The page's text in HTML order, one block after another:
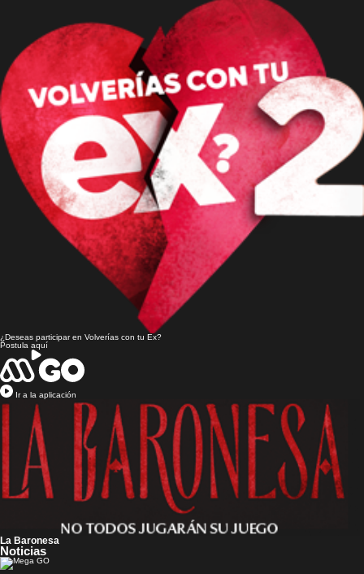
¿Deseas participar en Volverías con tu Ex?
Postula aquí
Ir a la aplicación
La Baronesa
Noticias